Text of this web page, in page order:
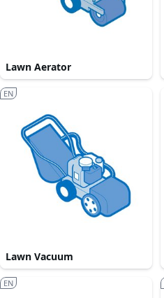
Lawn Aerator
Lawn Vacuum
EN
EN